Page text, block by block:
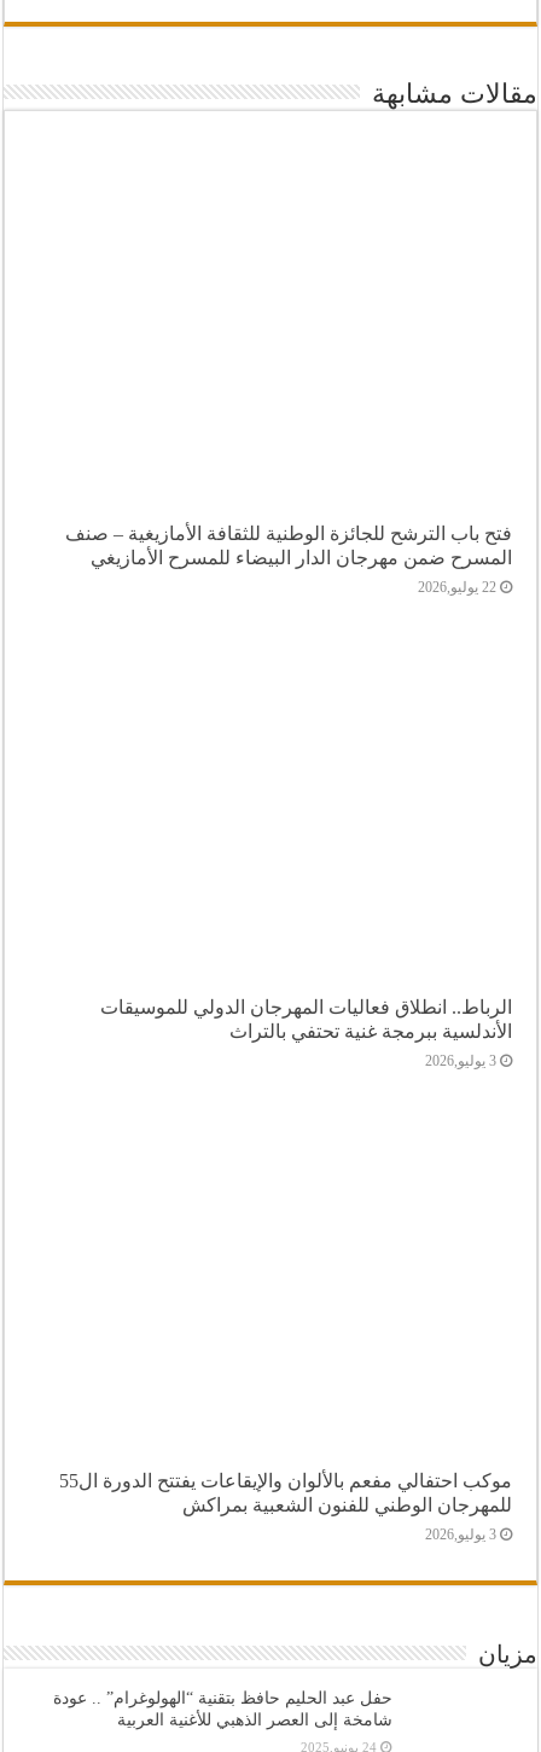
مقالات مشابهة
فتح باب الترشح للجائزة الوطنية للثقافة الأمازيغية – صنف
المسرح ضمن مهرجان الدار البيضاء للمسرح الأمازيغي
22 يوليو,2026
الرباط.. انطلاق فعاليات المهرجان الدولي للموسيقات
الأندلسية ببرمجة غنية تحتفي بالتراث
3 يوليو,2026
موكب احتفالي مفعم بالألوان والإيقاعات يفتتح الدورة ال55
للمهرجان الوطني للفنون الشعبية بمراكش
3 يوليو,2026
مزيان
حفل عبد الحليم حافظ بتقنية “الهولوغرام” .. عودة
شامخة إلى العصر الذهبي للأغنية العربية
24 يونيو,2025